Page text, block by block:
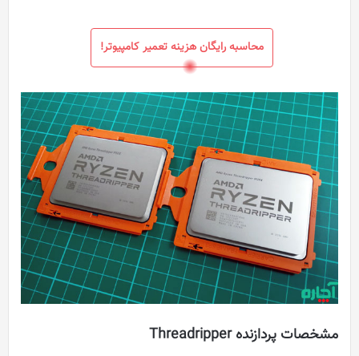
محاسبه رایگان هزینه تعمیر کامپیوتر!
مشخصات پردازنده‌ Threadripper